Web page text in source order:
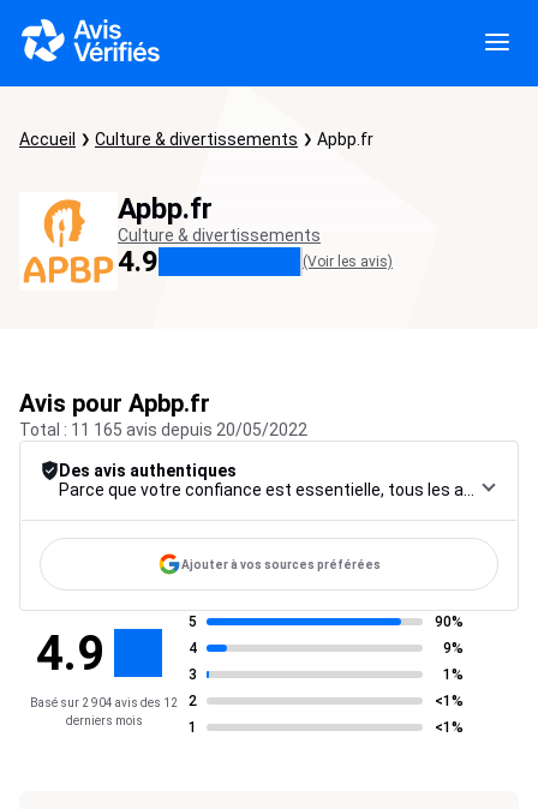
Accueil Culture & divertissements Apbp.fr
Apbp.fr
Culture & divertissements
4.9 (Voir les avis)
Avis pour Apbp.fr
Total : 11 165 avis depuis 20/05/2022
Des avis authentiques
Ajouter à vos sources préférées
4.9
Basé sur 2 904 avis des 12
derniers mois
5
90%
4
9%
3
1%
2
<1%
1
<1%